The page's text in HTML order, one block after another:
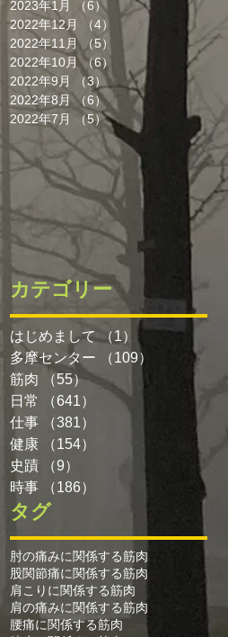
2023年1月
（6） 6件の記事
2022年12月
（4）
4件の記事
2022年11月
（5）
5件の記事
2022年10月 （6）
6件の記事
2022年9月
（3）3件の記事
2022年8月 （6）6件の記事
2022年7月
（5）5件の記事
カテゴリー
はじめまして （1）
1件の記事
多摩センター
（109）
109件の記事
筋肉
（55）55件の記事
日常
（641）
641件の記事
仕事
（381）
健康
（154）
史蹟
（9）
時事
（186）
タグ
肘の痛みに関係する筋肉
股関節痛に関係する筋肉
肩こりに関係する筋肉
肩の痛みに関係する筋肉
腰痛に関係する筋肉